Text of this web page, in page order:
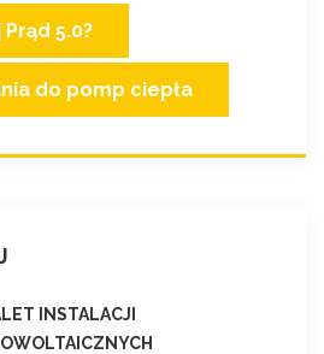
5.0?
do pomp ciepła
INSTALACJI